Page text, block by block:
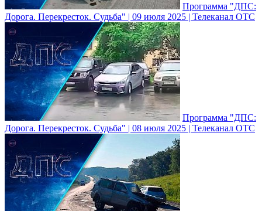
Программа "ДПС:
Дорога. Перекресток. Судьба" | 09 июля 2025 | Телеканал ОТС
Программа "ДПС:
Дорога. Перекресток. Судьба" | 08 июля 2025 | Телеканал ОТС